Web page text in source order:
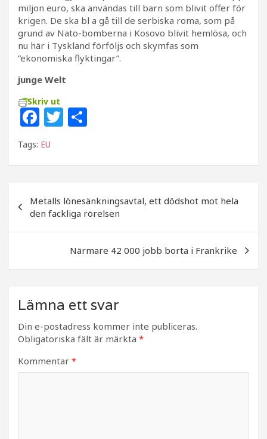
miljon euro, ska användas till barn som blivit offer för
krigen. De ska bl a gå till de serbiska roma, som på
grund av Nato-bomberna i Kosovo blivit hemlösa, och
nu här i Tyskland förföljs och skymfas som
”ekonomiska flyktingar”.
junge Welt
Skriv ut
F
a
c
e
b
o
o
T
e
r
Tags: EU
Metalls lönesänkningsavtal, ett dödshot mot hela
den fackliga rörelsen
Närmare 42 000 jobb borta i Frankrike
Lämna ett svar
Din e-postadress kommer inte publiceras.
Obligatoriska fält är märkta *
Kommentar *